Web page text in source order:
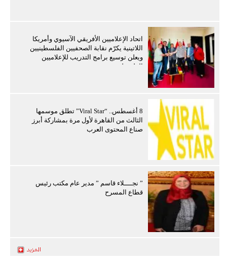
اتحاد الإعلاميين الأفريقي الآسيوي وأمريكا
اللاتينية يكرّم نقابة الصحفيين الفلسطينيين
ويعلن توسيع برامج التدريب للإعلاميين
الفلسطينيين
8 أغسطس.. “Viral Star” تطلق موسمها
الثالث من القاهرة لأول مرة بمشاركة أبرز
صناع المحتوى العرب
” نجــــلاء قاسم ” مدير عام مكتب رئيس
قطاع المسرح